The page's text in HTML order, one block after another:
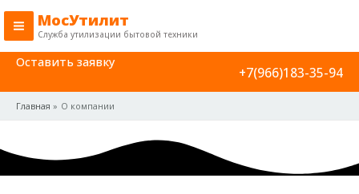
Перейти
Main
Menu
МосУтилит
Служба утилизации бытовой техники
Оставить заявку
+7(966)183-35-94
Главная О компании